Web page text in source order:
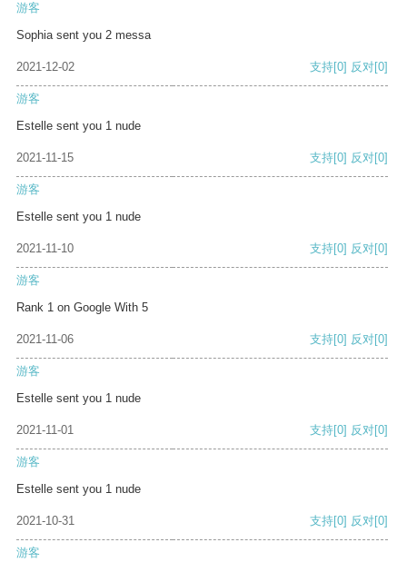
游客
Sophia sent you 2 messa
2021-12-02 支持[0] 反对[0]
游客
Estelle sent you 1 nude
2021-11-15 支持[0] 反对[0]
游客
Estelle sent you 1 nude
2021-11-10 支持[0] 反对[0]
游客
Rank 1 on Google With 5
2021-11-06 支持[0] 反对[0]
游客
Estelle sent you 1 nude
2021-11-01 支持[0] 反对[0]
游客
Estelle sent you 1 nude
2021-10-31 支持[0] 反对[0]
游客